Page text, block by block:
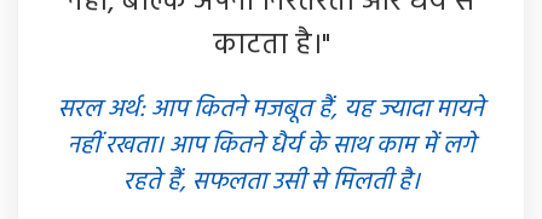
काटता है।"
सरल अर्थ: आप कितने मजबूत हैं, यह ज्यादा मायने
नहीं रखता। आप कितने धैर्य के साथ काम में लगे
रहते हैं, सफलता उसी से मिलती है।